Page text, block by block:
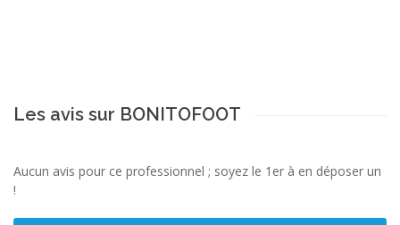
Les avis sur BONITOFOOT
Aucun avis pour ce professionnel ; soyez le 1er à en déposer un
!